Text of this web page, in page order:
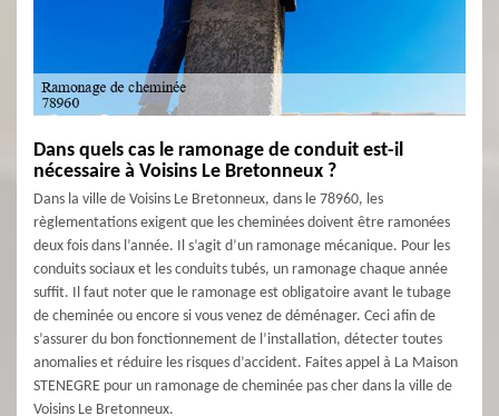
Dans quels cas le ramonage de conduit est-il
nécessaire à Voisins Le Bretonneux ?
Dans la ville de Voisins Le Bretonneux, dans le 78960, les
règlementations exigent que les cheminées doivent être ramonées
deux fois dans l’année. Il s’agit d’un ramonage mécanique. Pour les
conduits sociaux et les conduits tubés, un ramonage chaque année
suffit. Il faut noter que le ramonage est obligatoire avant le tubage
de cheminée ou encore si vous venez de déménager. Ceci afin de
s’assurer du bon fonctionnement de l’installation, détecter toutes
anomalies et réduire les risques d’accident. Faites appel à La Maison
STENEGRE pour un ramonage de cheminée pas cher dans la ville de
Voisins Le Bretonneux.